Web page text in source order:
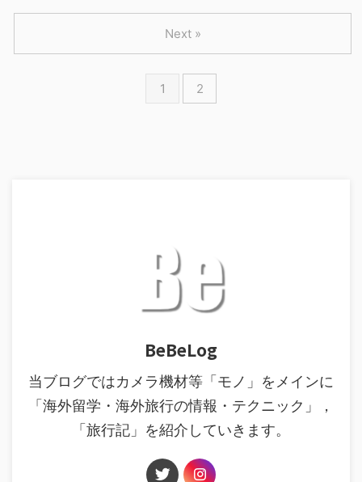
1 2
Next »
BeBeLog
当ブログではカメラ機材等「モノ」をメインに
「海外留学・海外旅行の情報・テクニック」，
「旅行記」を紹介していきます。